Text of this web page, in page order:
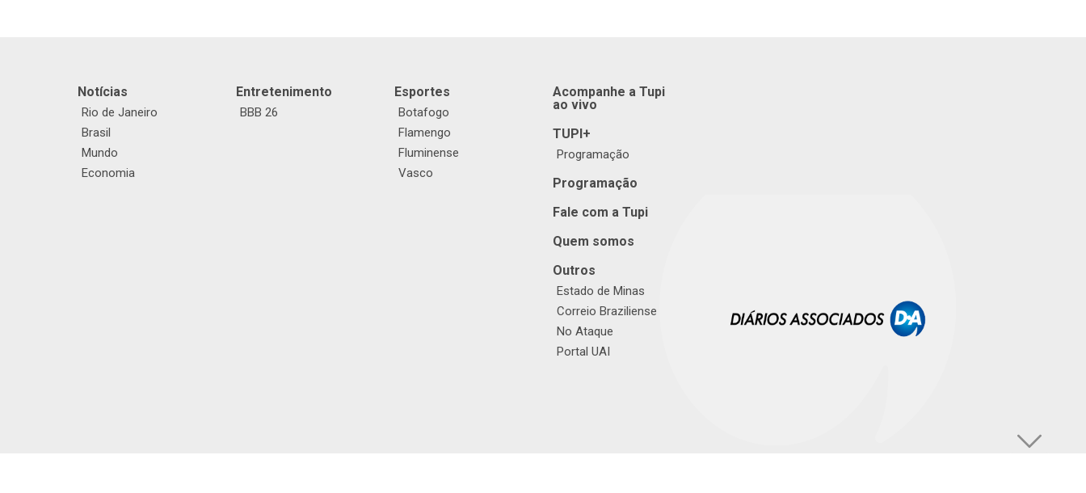
Notícias
Rio de Janeiro
Brasil
Mundo
Economia
Entretenimento
BBB 26
Esportes
Botafogo
Flamengo
Fluminense
Vasco
Acompanhe a Tupi
ao vivo
TUPI+
Programação
Programação
Fale com a Tupi
Quem somos
Outros
Estado de Minas
Correio Braziliense
No Ataque
Portal UAI